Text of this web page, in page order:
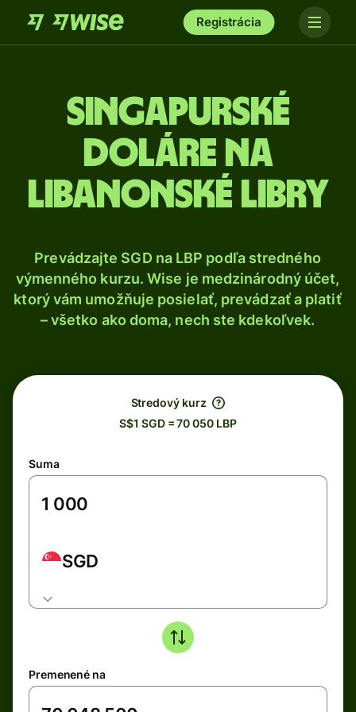
Registrácia
Singapurské
doláre na
libanonské libry
Prevádzajte SGD na LBP podľa stredného
výmenného kurzu. Wise je medzinárodný účet,
ktorý vám umožňuje posielať, prevádzať a platiť
– všetko ako doma, nech ste kdekoľvek.
Stredový kurz
S$1 SGD = 70 050 LBP
Suma
SGD
Premenené na